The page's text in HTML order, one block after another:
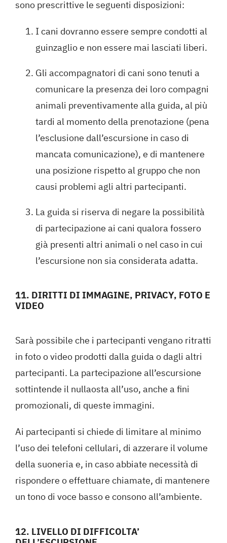
sono prescrittive le seguenti disposizioni:
I cani dovranno essere sempre condotti al
guinzaglio e non essere mai lasciati liberi.
Gli accompagnatori di cani sono tenuti a
comunicare la presenza dei loro compagni
animali preventivamente alla guida, al più
tardi al momento della prenotazione (pena
l’esclusione dall’escursione in caso di
mancata comunicazione), e di mantenere
una posizione rispetto al gruppo che non
causi problemi agli altri partecipanti.
La guida si riserva di negare la possibilità
di partecipazione ai cani qualora fossero
già presenti altri animali o nel caso in cui
l’escursione non sia considerata adatta.
11. DIRITTI DI IMMAGINE, PRIVACY, FOTO E
VIDEO
Sarà possibile che i partecipanti vengano ritratti
in foto o video prodotti dalla guida o dagli altri
partecipanti. La partecipazione all’escursione
sottintende il nullaosta all’uso, anche a fini
promozionali, di queste immagini.
Ai partecipanti si chiede di limitare al minimo
l’uso dei telefoni cellulari, di azzerare il volume
della suoneria e, in caso abbiate necessità di
rispondere o effettuare chiamate, di mantenere
un tono di voce basso e consono all’ambiente.
12. LIVELLO DI DIFFICOLTA’